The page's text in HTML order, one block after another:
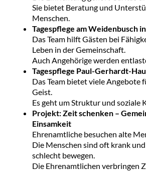
Sie bietet Beratung und
Menschen.
Tagespflege am Weidenbusch
Das Team hilft Gästen bei
Leben in der Gemeinschaft.
Auch Angehörige werden
Tagespflege Paul-Gerhardt-
Das Team bietet viele Angebote
Geist.
Es geht um Struktur und soziale
Projekt: Zeit schenken –
Einsamkeit
Ehrenamtliche besuchen alte
Die Menschen sind oft krank
schlecht bewegen.
Die Ehrenamtlichen verbringen